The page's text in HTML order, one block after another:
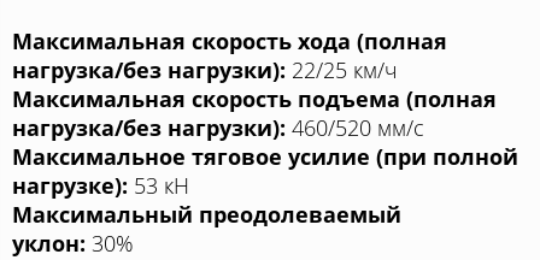
Максимальная скорость хода (полная
нагрузка/без нагрузки): 22/25 км/ч
Максимальная скорость подъема (полная
нагрузка/без нагрузки): 460/520 мм/с
Максимальное тяговое усилие (при полной
нагрузке): 53 кН
Максимальный преодолеваемый
уклон: 30%